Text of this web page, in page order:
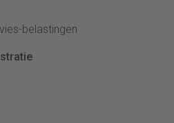
belastingen